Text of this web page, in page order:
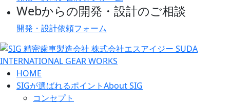
Webからの開発・設計のご相談
開発・設計依頼フォーム
HOME
SIGが選ばれるポイントAbout SIG
コンセプト